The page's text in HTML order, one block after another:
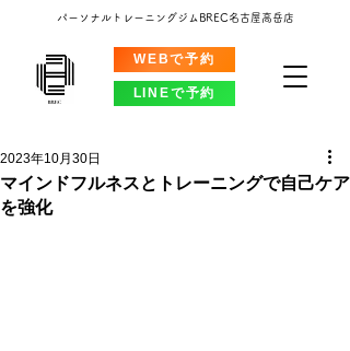
LINEで予約
WEBで予約
パーソナルトレーニングジムBREC名古屋高岳店
マインドフルネスとトレーニングで自己ケア
を強化
2023年10月30日